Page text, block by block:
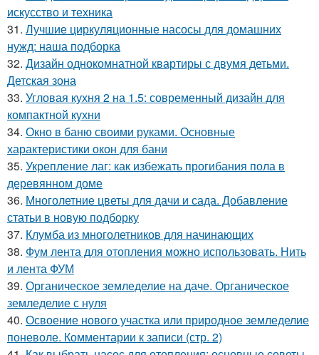
искусство и техника
31. Лучшие циркуляционные насосы для домашних
нужд: наша подборка
32. Дизайн однокомнатной квартиры с двумя детьми.
Детская зона
33. Угловая кухня 2 на 1.5: современный дизайн для
компактной кухни
34. Окно в баню своими руками. Основные
характеристики окон для бани
35. Укрепление лаг: как избежать прогибания пола в
деревянном доме
36. Многолетние цветы для дачи и сада. Добавление
статьи в новую подборку
37. Клумба из многолетников для начинающих
38. Фум лента для отопления можно использовать. Нить
и лента ФУМ
39. Органическое земледелие на даче. Органическое
земледелие с нуля
40. Освоение нового участка или природное земледелие
поневоле. Комментарии к записи (стр. 2)